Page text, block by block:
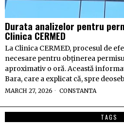
Durata analizelor pentru
Clinica CERMED
La Clinica CERMED, procesul de
necesare pentru obținerea
aproximativ o oră. Această
Bara, care a explicat că, spre
MARCH 27, 2026 CONSTANTA
TAGS